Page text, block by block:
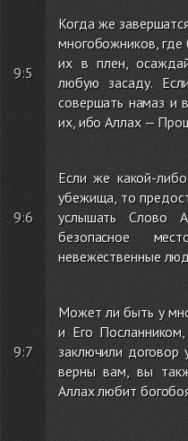
9:5
Когда же
многобожников,
их в плен,
любую засаду.
совершать намаз и
их, ибо Аллах —
9:6
Если же какой-
убежища, то
услышать Слово
безопасное
невежественные
9:7
Может ли быть у
и Его
заключили
верны вам, вы
Аллах любит